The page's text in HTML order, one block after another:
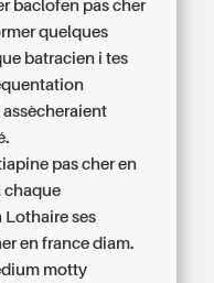
baclofen pas cher
quelques
batracien i tes
pas cher en
chaque
ses
en france diam.
motty